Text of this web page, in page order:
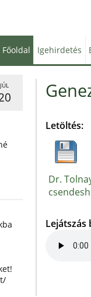
Főoldal Igehirdetés
JÚL
Letöltés:
Dr.
Lejátszás